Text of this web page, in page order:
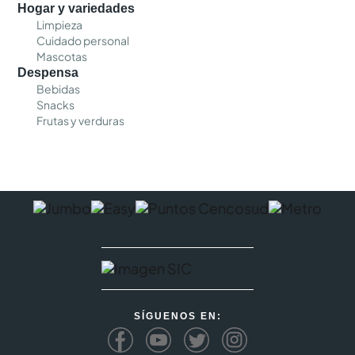
Hogar y variedades
Limpieza
Cuidado personal
Mascotas
Despensa
Bebidas
Snacks
Frutas y verduras
SÍGUENOS EN: